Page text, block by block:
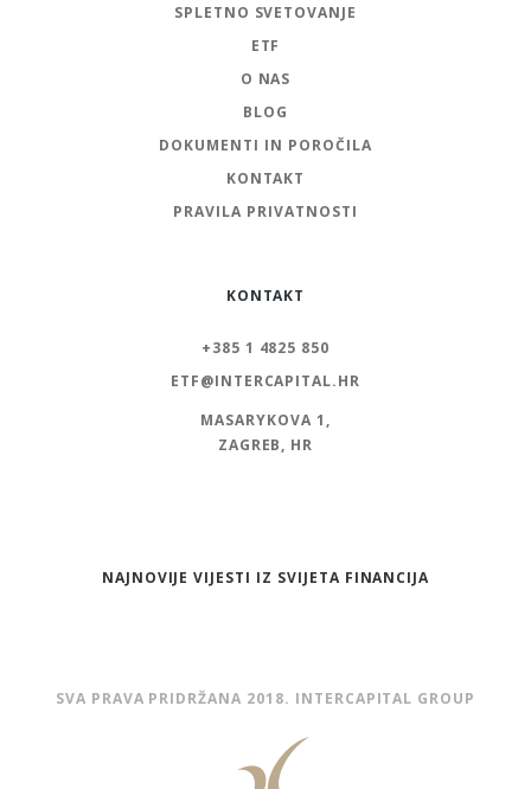
SPLETNO SVETOVANJE
ETF
O NAS
BLOG
DOKUMENTI IN POROČILA
KONTAKT
PRAVILA PRIVATNOSTI
KONTAKT
+385 1 4825 850
ETF@INTERCAPITAL.HR
MASARYKOVA 1,
ZAGREB, HR
NAJNOVIJE VIJESTI IZ SVIJETA FINANCIJA
SVA PRAVA PRIDRŽANA 2018. INTERCAPITAL GROUP